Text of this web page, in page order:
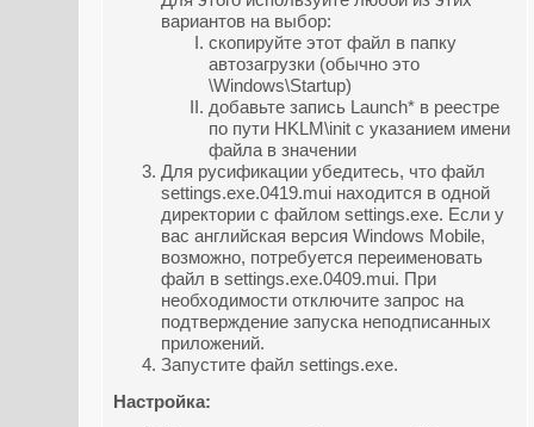
вариантов на выбор:
скопируйте этот файл в папку
автозагрузки (обычно это
\Windows\Startup)
добавьте запись Launch* в реестре
по пути HKLM\init с указанием имени
файла в значении
Для русификации убедитесь, что файл
settings.exe.0419.mui находится в одной
директории с файлом settings.exe. Если у
вас английская версия Windows Mobile,
возможно, потребуется переименовать
файл в settings.exe.0409.mui. При
необходимости отключите запрос на
подтверждение запуска неподписанных
приложений.
Запустите файл settings.exe.
Настройка: